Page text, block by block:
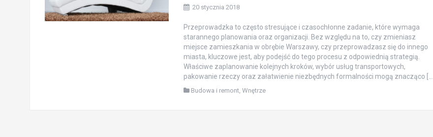
20 stycznia 2018
Przeprowadzka to często stresujące i czasochłonne zadanie, które wymaga
starannego planowania oraz organizacji. Bez względu na to, czy zmieniasz
miejsce zamieszkania w obrębie Warszawy, czy przeprowadzasz się do innego
miasta, kluczowe jest, aby podejść do tego procesu z odpowiednią strategią.
Właściwe zaplanowanie kolejnych kroków, wybór usług transportowych,
pakowanie rzeczy oraz załatwienie niezbędnych formalności mogą znacząco […]
Budowa i remont,Wnętrze